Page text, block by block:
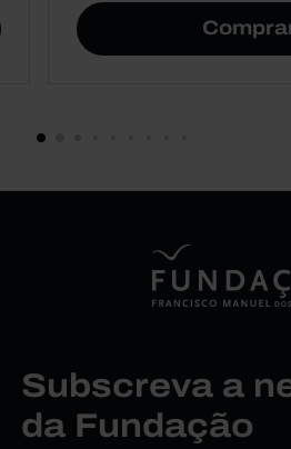
Subscreva a
da Fundação